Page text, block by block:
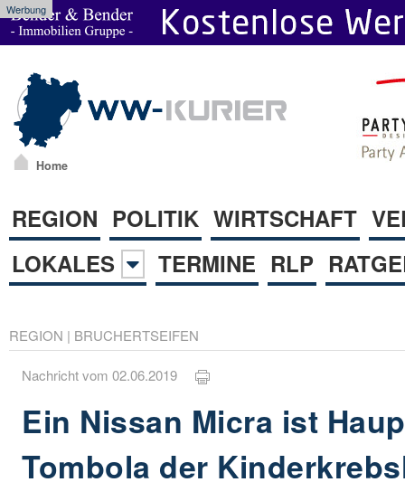
Werbung
Home
REGION POLITIK WIRTSCHAFT
LOKALES
TERMINE RLP
REGION | BRUCHERTSEIFEN
Nachricht vom 02.06.2019
Ein Nissan Micra ist
Tombola der